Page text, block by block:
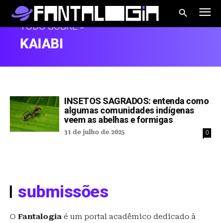
TUDO SOBRE »
KAIABI
INSETOS SAGRADOS: entenda como
algumas comunidades indígenas
veem as abelhas e formigas
31 de julho de 2025 0
submissões
O Fantalogia é um portal acadêmico dedicado à